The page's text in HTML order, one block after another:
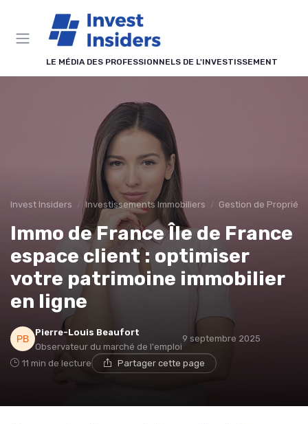
LE MÉDIA DES PROFESSIONNELS DE L'INVESTISSEMENT
Invest Insiders Investissements Immobiliers Gestion de Propriété
Immo de France Île de France
espace client : optimiser
votre patrimoine immobilier
en ligne
Pierre-Louis Beaufort
Observateur du marché de l'emploi
9 septembre 2025
11 min de lecture Partager cette page